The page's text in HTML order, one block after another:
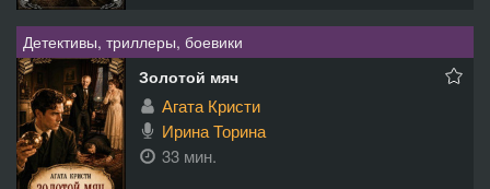
Детективы, триллеры, боевики
Золотой мяч
Агата Кристи
Ирина Торина
33 мин.